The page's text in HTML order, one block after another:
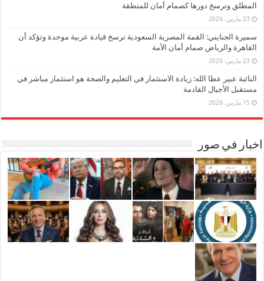
المطلق وترسخ دورها كصمام أمان للمنطقة
23 مارس، 2026
سميرة الجنايني: القمة المصرية السعودية ترسخ قيادة عربية موحدة وتؤكد أن
القاهرة والرياض صمام أمان الأمة
23 مارس، 2026
النائبة عبير عطا الله: زيادة الاستثمار في التعليم والصحة هو استثمار مباشر في
مستقبل الأجيال القادمة
15 مارس، 2026
اخبار في صور